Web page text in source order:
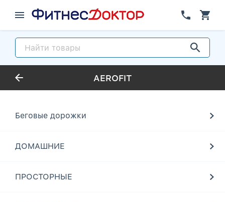
AEROFIT
Беговые дорожки
ДОМАШНИЕ
ПРОСТОРНЫЕ